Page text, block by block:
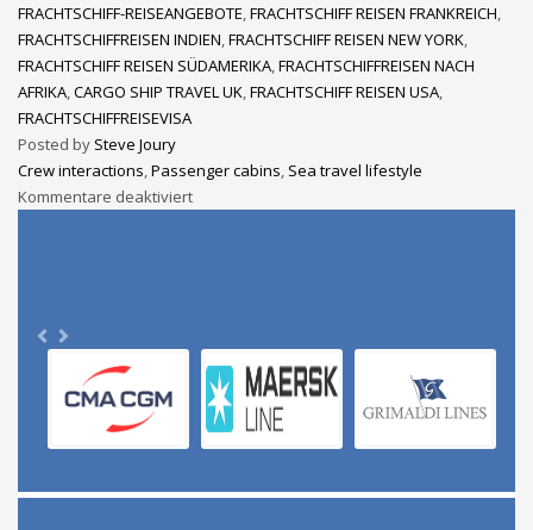
FRACHTSCHIFF-REISEANGEBOTE,FRACHTSCHIFF REISEN FRANKREICH,
FRACHTSCHIFFREISEN INDIEN,FRACHTSCHIFF REISEN NEW YORK,
FRACHTSCHIFF REISEN SÜDAMERIKA,FRACHTSCHIFFREISEN NACH
AFRIKA,CARGO SHIP TRAVEL UK,FRACHTSCHIFF REISEN USA,
FRACHTSCHIFFREISEVISA
Posted by Steve Joury
Crew interactions,Passenger cabins, Sea travel lifestyle
Kommentare deaktiviert